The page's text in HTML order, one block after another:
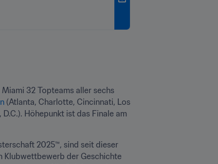
32 Topteams aller sechs
(Atlanta, Charlotte, Cincinnati, Los
Höhepunkt ist das Finale am
2025™, sind seit dieser
Klubwettbewerb der Geschichte